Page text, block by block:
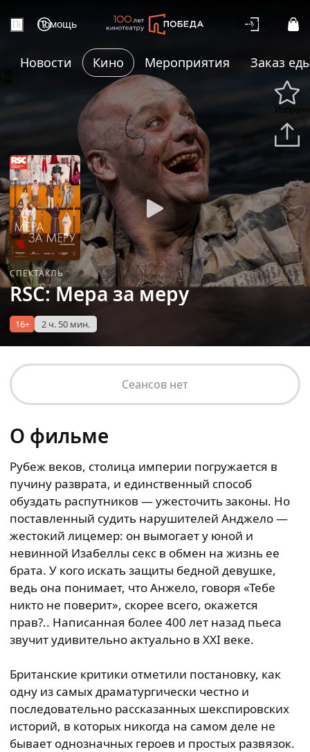
Помощь Войти
Новости Кино Мероприятия Заказ
СПЕКТАКЛЬ
RSC: Мера за меру
16+ 2 ч. 50 мин.
Сеансов нет
О фильме
Рубеж веков, столица империи погружается в
пучину разврата, и единственный способ
обуздать распутников — ужесточить законы. Но
поставленный судить нарушителей Анджело —
жестокий лицемер: он вымогает у юной и
невинной Изабеллы секс в обмен на жизнь ее
брата. У кого искать защиты бедной девушке,
ведь она понимает, что Анжело, говоря «Тебе
никто не поверит», скорее всего, окажется
прав?.. Написанная более 400 лет назад пьеса
звучит удивительно актуально в XXI веке.
Британские критики отметили постановку, как
одну из самых драматургически честно и
последовательно рассказанных шекспировских
историй, в которых никогда на самом деле не
бывает однозначных героев и простых развязок.